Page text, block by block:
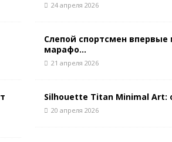
24 апреля 2026
Слепой спортсмен впервые
марафо...
21 апреля 2026
Silhouette Titan Minimal Art:
20 апреля 2026